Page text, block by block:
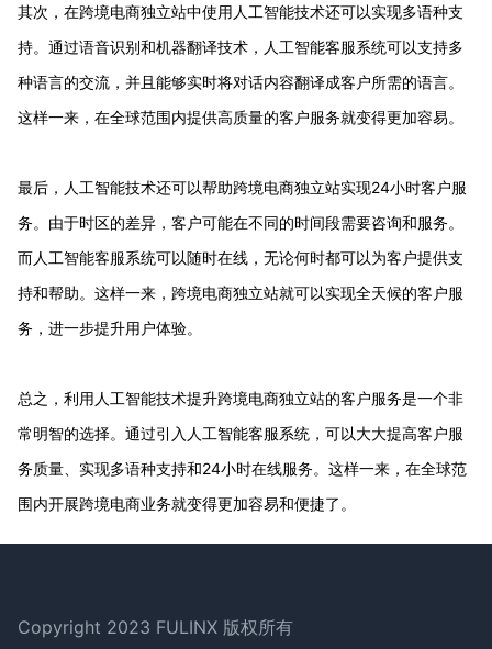
其次，在跨境电商独立站中使用人工智能技术还可以实现多语种支
持。通过语音识别和机器翻译技术，人工智能客服系统可以支持多
种语言的交流，并且能够实时将对话内容翻译成客户所需的语言。
这样一来，在全球范围内提供高质量的客户服务就变得更加容易。
最后，人工智能技术还可以帮助跨境电商独立站实现24小时客户服
务。由于时区的差异，客户可能在不同的时间段需要咨询和服务。
而人工智能客服系统可以随时在线，无论何时都可以为客户提供支
持和帮助。这样一来，跨境电商独立站就可以实现全天候的客户服
务，进一步提升用户体验。
总之，利用人工智能技术提升跨境电商独立站的客户服务是一个非
常明智的选择。通过引入人工智能客服系统，可以大大提高客户服
务质量、实现多语种支持和24小时在线服务。这样一来，在全球范
围内开展跨境电商业务就变得更加容易和便捷了。
Copyright 2023 FULINX 版权所有